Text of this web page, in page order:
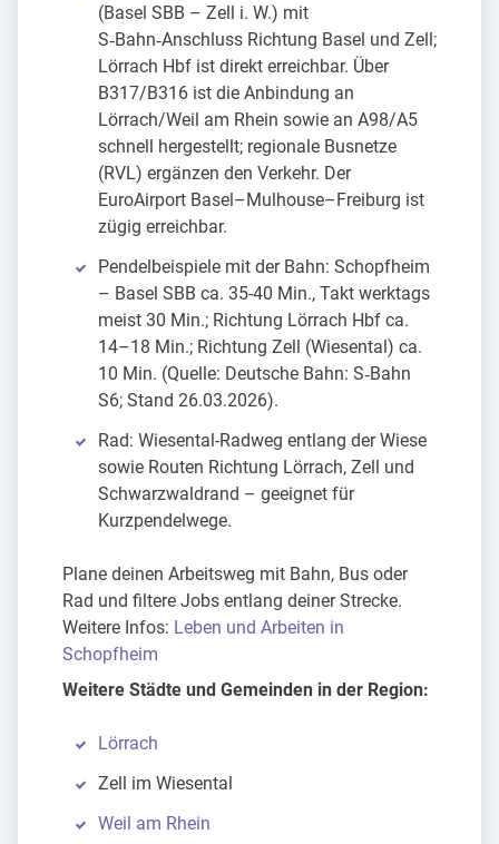
(Basel SBB – Zell i. W.) mit
S‑Bahn‑Anschluss Richtung Basel und Zell;
Lörrach Hbf ist direkt erreichbar. Über
B317/B316 ist die Anbindung an
Lörrach/Weil am Rhein sowie an A98/A5
schnell hergestellt; regionale Busnetze
(RVL) ergänzen den Verkehr. Der
EuroAirport Basel–Mulhouse–Freiburg ist
zügig erreichbar.
Pendelbeispiele mit der Bahn: Schopfheim
– Basel SBB ca. 35-40 Min., Takt werktags
meist 30 Min.; Richtung Lörrach Hbf ca.
14–18 Min.; Richtung Zell (Wiesental) ca.
10 Min. (Quelle: Deutsche Bahn: S‑Bahn
S6; Stand 26.03.2026).
Rad: Wiesental-Radweg entlang der Wiese
sowie Routen Richtung Lörrach, Zell und
Schwarzwaldrand – geeignet für
Kurzpendelwege.
Plane deinen Arbeitsweg mit Bahn, Bus oder
Rad und filtere Jobs entlang deiner Strecke.
Weitere Infos: Leben und Arbeiten in
Schopfheim
Weitere Städte und Gemeinden in der Region:
Lörrach
Zell im Wiesental
Weil am Rhein